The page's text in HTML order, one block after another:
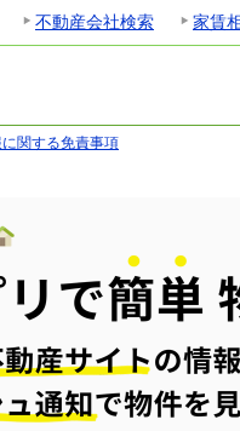
不動産会社検索 家賃
関する免責事項